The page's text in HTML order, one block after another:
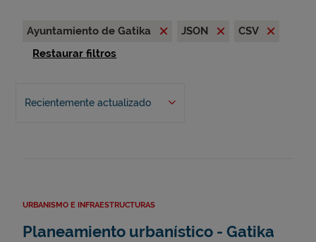
Ayuntamiento de Gatika JSON
CSV
Restaurar filtros
Recientemente actualizado
URBANISMO E INFRAESTRUCTURAS
Planeamiento urbanístico - Gatika